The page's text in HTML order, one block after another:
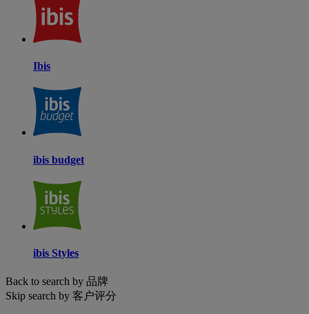
Ibis
ibis budget
ibis Styles
Back to search by 品牌
Skip search by 客户评分